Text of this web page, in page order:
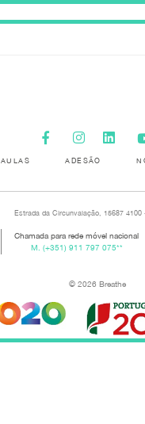
AULAS ADESÃO
Estrada da Circunvalação, 15687 4100
Chamada para rede móvel nacional
M. (+351) 911 797 075**
© 2026 Breathe